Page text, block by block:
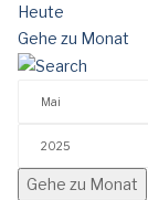
Heute
Gehe zu Monat
Gehe zu Monat